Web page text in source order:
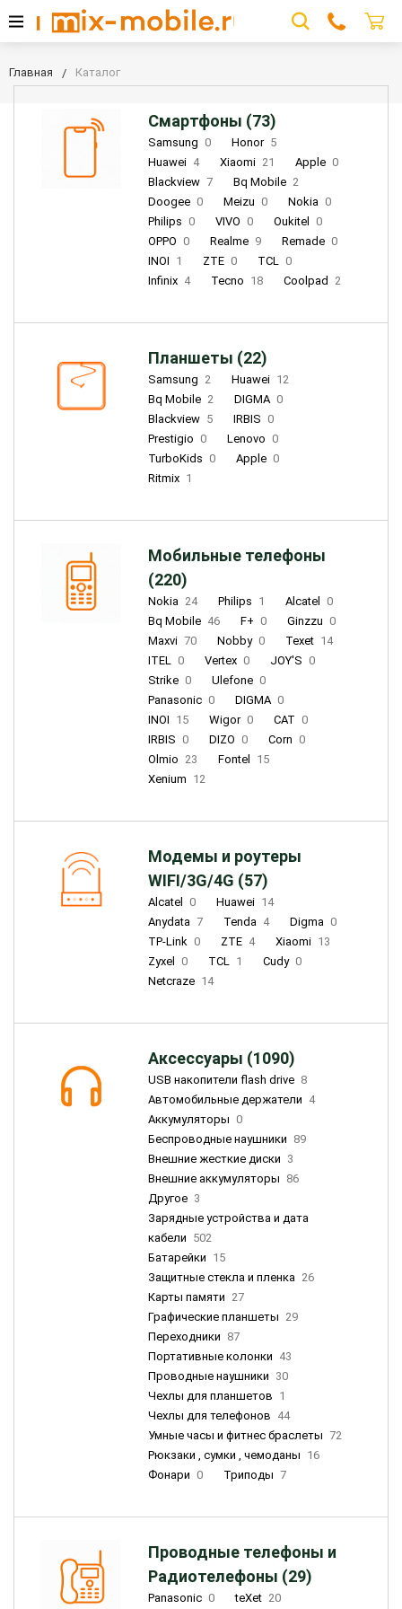
Главная Каталог
Смартфоны (73)
Samsung 0 Honor 5
Huawei 4 Xiaomi 21 Apple 0
Blackview 7 Bq Mobile 2
Doogee 0 Meizu 0 Nokia 0
Philips 0 VIVO 0 Oukitel
0
OPPO 0 Realme 9 Remade 0
INOI 1 ZTE 0 TCL 0
Infinix 4 Tecno 18 Coolpad 2
Планшеты (22)
Samsung 2 Huawei 12
Bq Mobile 2 DIGMA 0
Blackview 5 IRBIS 0
Prestigio 0 Lenovo 0
TurboKids 0 Apple 0
Ritmix 1
Мобильные телефоны
(220)
Nokia 24 Philips 1 Alcatel
0
Bq Mobile 46 F+ 0 Ginzzu 0
Maxvi 70 Nobby 0 Texet 14
ITEL 0 Vertex 0 JOY'S 0
Strike 0 Ulefone 0
Panasonic 0 DIGMA 0
INOI 15 Wigor 0 CAT 0
IRBIS 0 DIZO 0 Corn 0
Olmio 23 Fontel
15
Xenium 12
Модемы и роутеры
WIFI/3G/4G (57)
Alcatel 0 Huawei 14
Anydata 7 Tenda 4 Digma 0
TP-Link 0 ZTE 4 Xiaomi 13
Zyxel
0 TCL 1 Cudy 0
Netcraze 14
Аксессуары (1090)
USB накопители flash drive 8
Автомобильные держатели 4
Аккумуляторы 0
Беспроводные наушники 89
Внешние жесткие диски 3
Внешние аккумуляторы 86
Другое 3
Зарядные устройства и дата
кабели 502
Батарейки 15
Защитные стекла и пленка 26
Карты памяти 27
Графические планшеты 29
Переходники 87
Портативные колонки 43
Проводные наушники 30
Чехлы для планшетов 1
Чехлы для телефонов 44
Умные часы и фитнес браслеты 72
Рюкзаки , сумки , чемоданы 16
Фонари 0 Триподы 7
Проводные телефоны и
Радиотелефоны (29)
Panasonic 0 teXet 20